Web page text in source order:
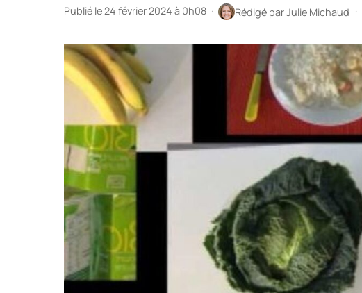
Publié le 24 février 2024 à 0h08 · Rédigé parJulie Michaud ·